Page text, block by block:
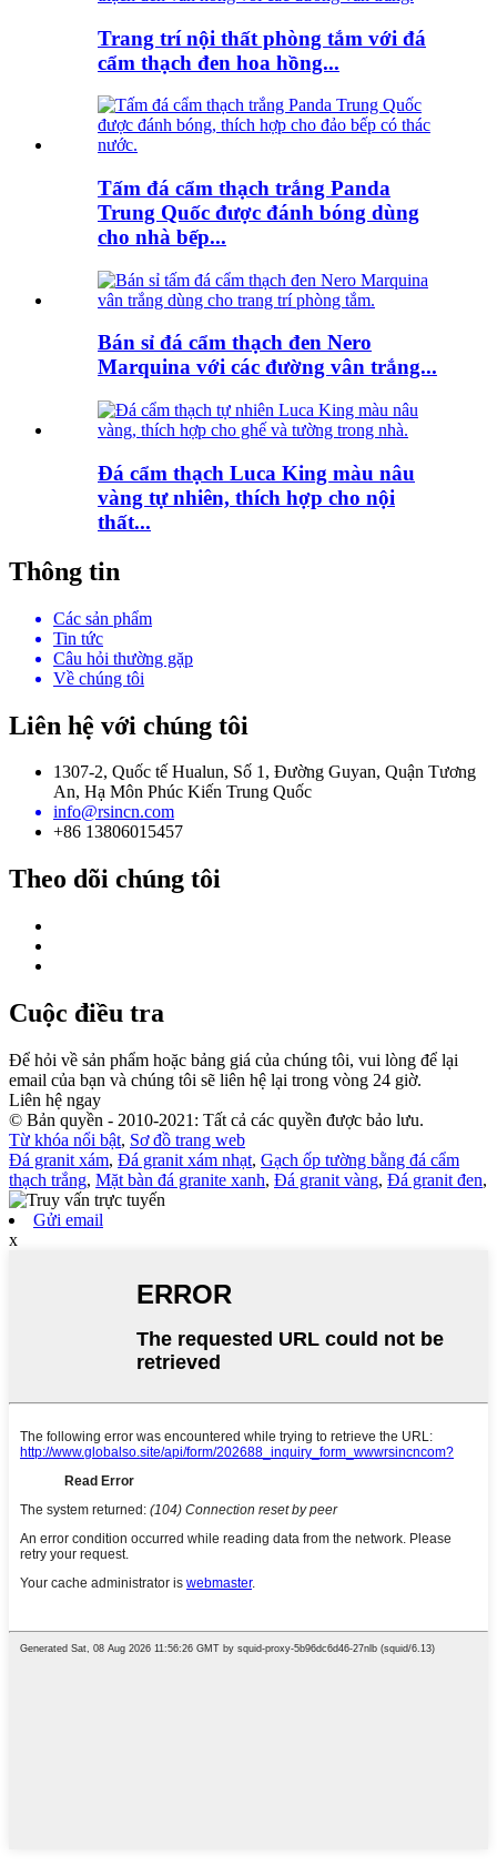
Trang trí nội thất phòng tắm với đá
cẩm thạch đen hoa hồng...
Tấm đá cẩm thạch trắng Panda
Trung Quốc được đánh bóng dùng
cho nhà bếp...
Bán sỉ đá cẩm thạch đen Nero
Marquina với các đường vân trắng...
Đá cẩm thạch Luca King màu nâu
vàng tự nhiên, thích hợp cho nội
thất...
Thông tin
Các sản phẩm
Tin tức
Câu hỏi thường gặp
Về chúng tôi
Liên hệ với chúng tôi
1307-2, Quốc tế Hualun, Số 1, Đường Guyan, Quận Tương
An, Hạ Môn Phúc Kiến Trung Quốc
info@rsincn.com
+86 13806015457
Theo dõi chúng tôi
Cuộc điều tra
Để hỏi về sản phẩm hoặc bảng giá của chúng tôi, vui lòng để lại
email của bạn và chúng tôi sẽ liên hệ lại trong vòng 24 giờ.
Liên hệ ngay
© Bản quyền - 2010-2021: Tất cả các quyền được bảo lưu.
Từ khóa nổi bật, Sơ đồ trang web
Đá granit xám, Đá granit xám nhạt, Gạch ốp tường bằng đá cẩm
thạch trắng, Mặt bàn đá granite xanh, Đá granit vàng, Đá granit đen,
Gửi email
x